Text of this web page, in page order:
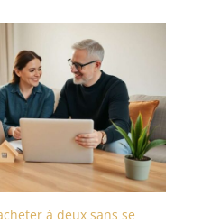
à deux sans se